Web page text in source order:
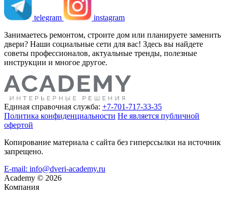
telegram
instagram
Занимаетесь ремонтом, строите дом или планируете заменить
двери? Наши социальные сети для вас! Здесь вы найдете
советы профессионалов, актуальные тренды, полезные
инструкции и многое другое.
Единая справочная служба: +7-701-717-33-35
Политика конфиденциальности Не является публичной
офертой
Копирование материала с сайта без гиперссылки на источник
запрещено.
E-mail: info@dveri-academy.ru
Academy © 2026
Компания